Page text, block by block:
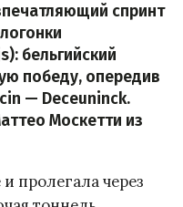
спринт
бельгийский
победу, опередив
— Deceuninck.
Москетти из
пролегала через